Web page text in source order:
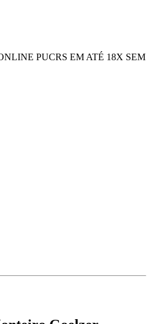
PUCRS EM ATÉ 18X SEM